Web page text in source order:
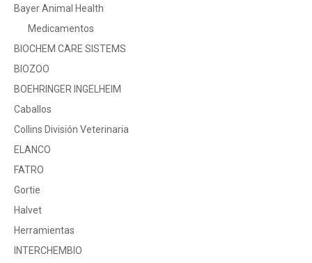
Bayer Animal Health
Medicamentos
BIOCHEM CARE SISTEMS
BIOZOO
BOEHRINGER INGELHEIM
Caballos
Collins División Veterinaria
ELANCO
FATRO
Gortie
Halvet
Herramientas
INTERCHEMBIO